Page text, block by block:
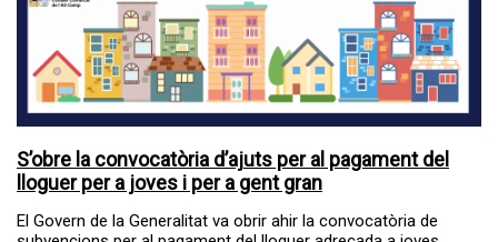
S’obre la convocatòria d’ajuts per al pagament del
lloguer per a joves i per a gent gran
El Govern de la Generalitat va obrir ahir la convocatòria de